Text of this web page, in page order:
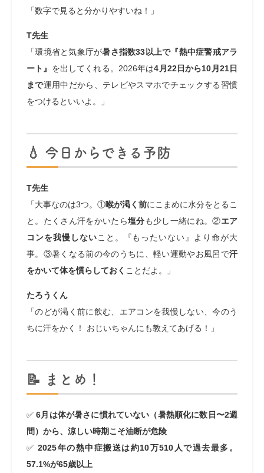
「数字で見ると分かりやすいね！」
T先生
「環境省と気象庁が暑さ指数33以上で『熱中症警戒アラ
ート』 を出してくれる。2026年は4月22日から10月21日
まで運用中だから、テレビやスマホでチェックする習慣
をつけるといいよ。」
💧 今日からできる予防
T先生
「大事なのは3つ。①喉が渇く前にこまめに水分をとるこ
と。たくさん汗をかいたら塩分も少し一緒にね。②エア
コンを我慢しないこと。『もったいない』より命が大
事。③暑くなる前の今のうちに、軽い運動やお風呂で汗
をかいて体を慣らしておく ことだよ。」
たろうくん
「のどが渇く前に飲む、エアコンを我慢しない、今のう
ちに汗をかく！ おじいちゃんにも教えてあげる！」
📝 まとめ！
✅6月は体が暑さに慣れていない（暑熱順化に数日〜2週
間）から、涼しい時期こそ油断が危険
✅2025年の熱中症搬送は約10万510人で過去最多。
57.1%が65歳以上